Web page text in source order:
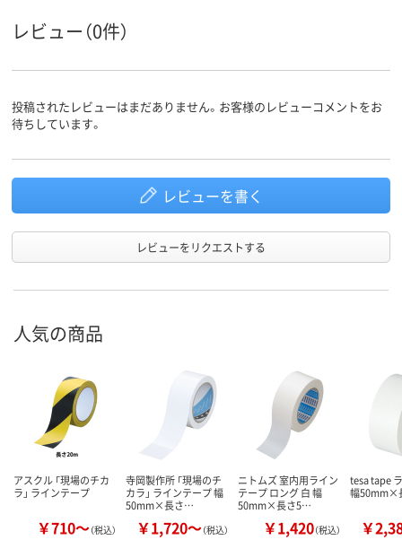
アスクル
レビュー（0件）
投稿されたレビューはまだありません。お客様のレビューコメントをお
待ちしています。
レビューを書く
レビューをリクエストする
人気の商品
アスクル 「現場のチカ
ラ」 ラインテープ
￥710～（税込）
寺岡製作所 「現場のチ
カラ」 ラインテープ 幅
50mm×長さ…
￥1,720～（税込）
ニトムズ 室内用ライン
テープ ロング 白 幅
50mm×長さ5…
￥1,420（税込）
tesa tape
幅50mm×
￥